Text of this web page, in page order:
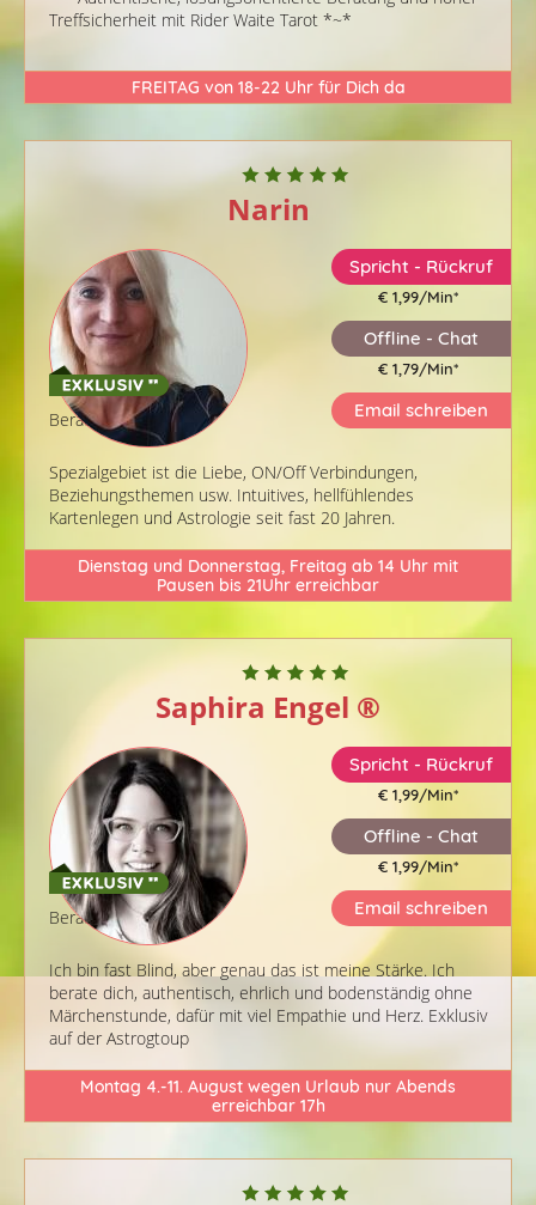
Treffsicherheit mit Rider Waite Tarot *~*
FREITAG von 18-22 Uhr für Dich da
Narin
Berater-ID: 667
Spezialgebiet ist die Liebe, ON/Off Verbindungen,
Beziehungsthemen usw. Intuitives, hellfühlendes
Kartenlegen und Astrologie seit fast 20 Jahren.
Spricht - Rückruf
€ 1,99/Min*
Offline - Chat
€ 1,79/Min*
Email schreiben
Dienstag und Donnerstag, Freitag ab 14 Uhr mit
Pausen bis 21Uhr erreichbar
Saphira Engel ®
Berater-ID: 007
Ich bin fast Blind, aber genau das ist meine Stärke. Ich
berate dich, authentisch, ehrlich und bodenständig ohne
Märchenstunde, dafür mit viel Empathie und Herz. Exklusiv
auf der Astrogtoup
Spricht - Rückruf
€ 1,99/Min*
Offline - Chat
€ 1,99/Min*
Email schreiben
Montag 4.-11. August wegen Urlaub nur Abends
erreichbar 17h